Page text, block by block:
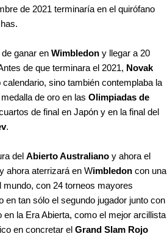
de 2021 terminaría en el quirófano
ganar en Wimbledon y llegar a 20
de que terminara el 2021, Novak
calendario, sino también contemplaba la
de oro en las Olimpiadas de
de final en Japón y en la final del
.
del Abierto Australiano y ahora el
ahora aterrizará en Wimbledon con una
con 24 torneos mayores
en tan sólo el segundo jugador junto con
en la Era Abierta, como el mejor arcillista
en concretar el Grand Slam Rojo